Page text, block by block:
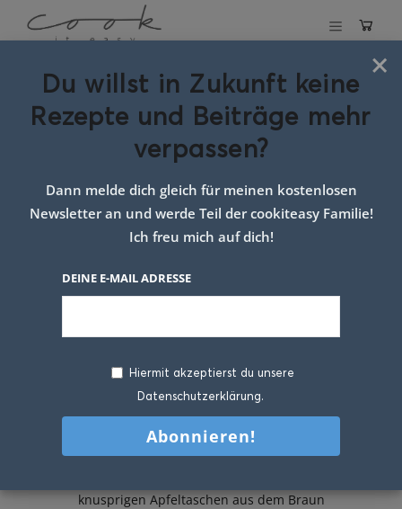
Schlagwort:süßes
Airfryer Rezept
Apfeltaschen
knusprigen Apfeltaschen aus dem Braun
×
Du willst in Zukunft keine
Rezepte und Beiträge mehr
verpassen?
Dann melde dich gleich für meinen kostenlosen
Newsletter an und werde Teil der cookiteasy Familie!
Ich freu mich auf dich!
DEINE E-MAIL ADRESSE
Hiermit akzeptierst du unsere
Datenschutzerklärung.